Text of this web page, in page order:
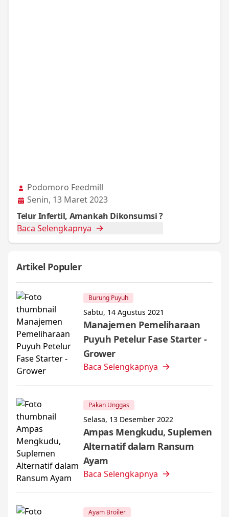
Podomoro Feedmill
Senin, 13 Maret 2023
Telur Infertil, Amankah Dikonsumsi ?
Baca Selengkapnya
Artikel Populer
Burung Puyuh
Sabtu, 14 Agustus 2021
Manajemen Pemeliharaan
Puyuh Petelur Fase Starter -
Grower
Baca Selengkapnya
Pakan Unggas
Selasa, 13 Desember 2022
Ampas Mengkudu, Suplemen
Alternatif dalam Ransum
Ayam
Baca Selengkapnya
Ayam Broiler